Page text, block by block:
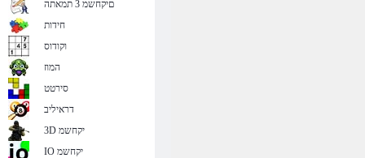
םיקחשמ 3 תמאתה
חידות
וקודוס
המוז
סירטט
דראיליב
3D יקחשמ
IO יקחשמ